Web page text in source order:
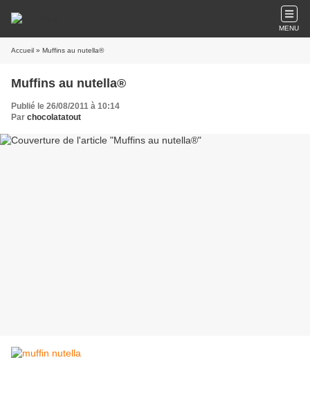
MENU
Accueil » Muffins au nutella®
Muffins au nutella®
Publié le 26/08/2011 à 10:14
Par chocolatatout